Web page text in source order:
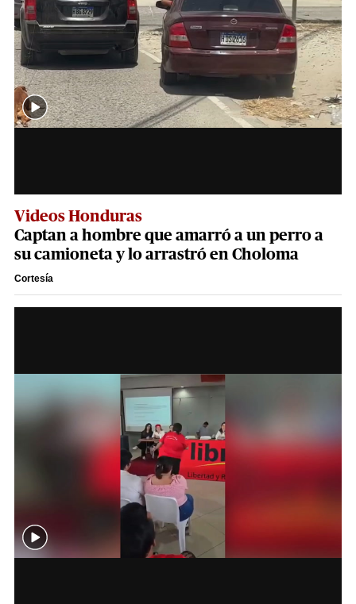
Videos Honduras
Captan a hombre que amarró a un perro a
su camioneta y lo arrastró en Choloma
Cortesía